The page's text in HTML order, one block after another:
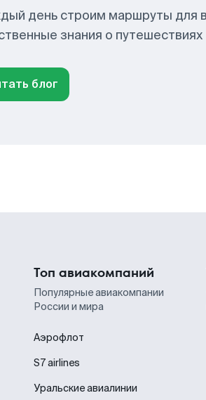
день строим маршруты для
знания о путешествиях
блог
Топ авиакомпаний
Популярные авиакомпании
России и мира
Аэрофлот
S7 airlines
Уральские авиалинии